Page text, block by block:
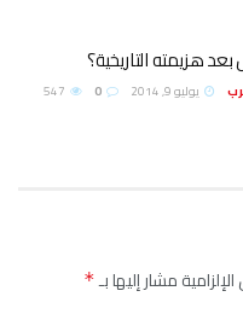
هزيمته التاريخية؟
يوليو 9, 2014
مشار إليها بـ*